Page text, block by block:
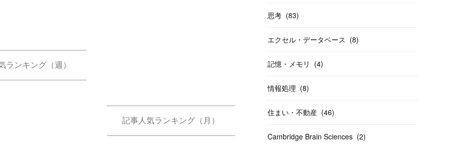
ランキング（週）
記事人気ランキング（月）
思考 (83)
エクセル・データベース (8)
記憶・メモリ (4)
情報処理 (8)
住まい・不動産 (46)
Cambridge Brain Sciences (2)